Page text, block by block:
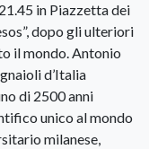
in Piazzetta dei
dopo gli ulteriori
il mondo. Antonio
d’Italia
di 2500 anni
unico al mondo
milanese,